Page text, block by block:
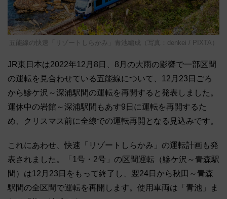
五能線の快速「リゾートしらかみ」青池編成（写真：denkei / PIXTA）
JR東日本は2022年12月8日、8月の大雨の影響で一部区間
の運転を見合わせている五能線について、12月23日ごろ
から鰺ケ沢～深浦駅間の運転を再開すると発表しました。
運休中の岩館～深浦駅間もあす9日に運転を再開するた
め、クリスマス前に全線での運転再開となる見込みです。
これにあわせ、快速「リゾートしらかみ」の運転計画も発
表されました。「1号・2号」の区間運転（鰺ケ沢～青森駅
間）は12月23日をもって終了し、翌24日から秋田～青森
駅間の全区間で運転を再開します。使用車両は「青池」ま